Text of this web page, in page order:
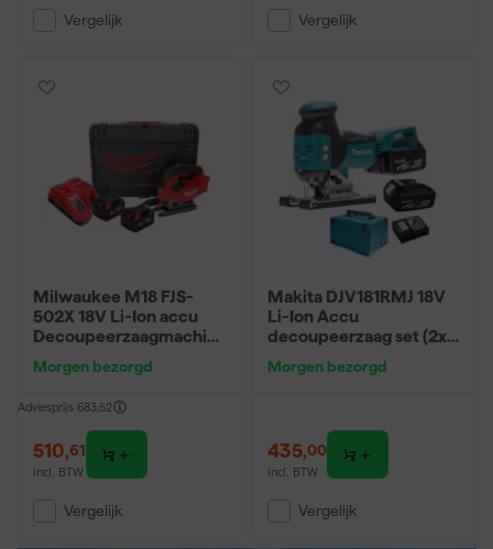
Vergelijk Vergelijk
Milwaukee M18 FJS-
502X 18V Li-Ion accu
Decoupeerzaagmachin
HD-Box -
Morgen bezorgd
Adviesprijs 683,52
510,61
incl. BTW
Vergelijk
Makita DJV181RMJ 18V
Li-Ion Accu
decoupeerzaag set (2x
T-greep - variabel -
Morgen bezorgd
435,00
incl. BTW
Vergelijk